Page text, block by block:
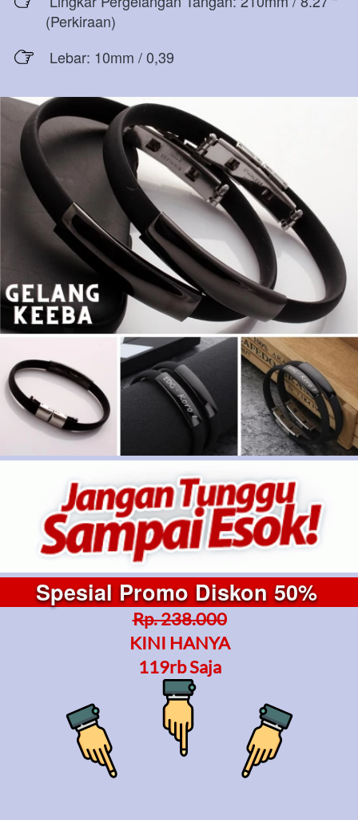
(Perkiraan)
Lebar: 10mm / 0,39
Spesial Promo Diskon 50%
Rp. 238.000
KINI HANYA
119rb Saja